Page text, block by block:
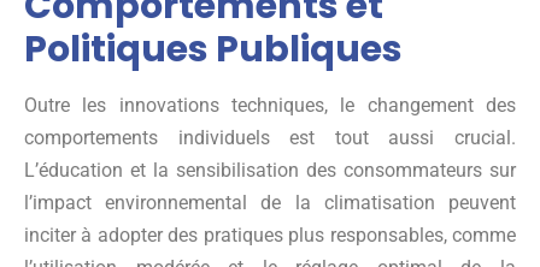
Politiques Publiques
Outre les innovations techniques, le changement des
comportements individuels est tout aussi crucial.
L’éducation et la sensibilisation des consommateurs sur
l’impact environnemental de la climatisation peuvent
inciter à adopter des pratiques plus responsables, comme